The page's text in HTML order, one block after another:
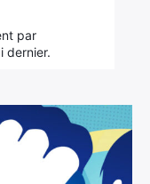
par
dernier.